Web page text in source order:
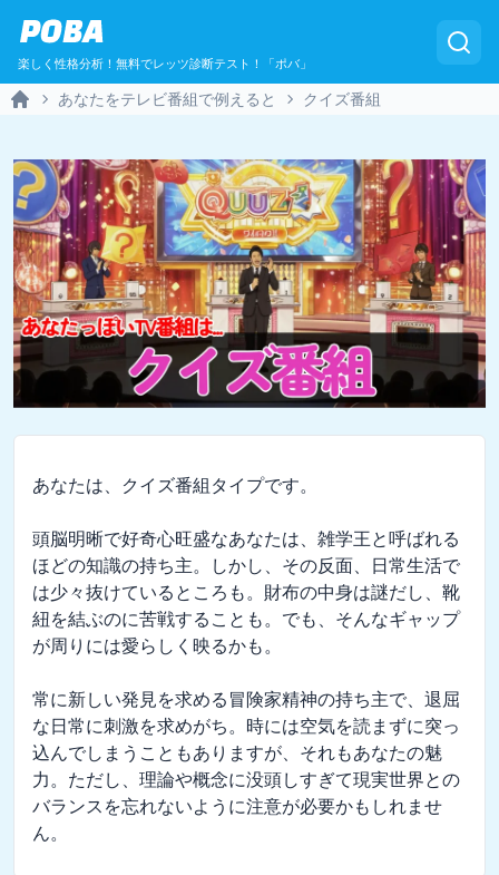
POBA
楽しく性格分析！無料でレッツ診断テスト！「ポバ」
あなたをテレビ番組で例えると クイズ番組
あなたは、クイズ番組タイプです。
頭脳明晰で好奇心旺盛なあなたは、雑学王と呼ばれる
ほどの知識の持ち主。しかし、その反面、日常生活で
は少々抜けているところも。財布の中身は謎だし、靴
紐を結ぶのに苦戦することも。でも、そんなギャップ
が周りには愛らしく映るかも。
常に新しい発見を求める冒険家精神の持ち主で、退屈
な日常に刺激を求めがち。時には空気を読まずに突っ
込んでしまうこともありますが、それもあなたの魅
力。ただし、理論や概念に没頭しすぎて現実世界との
バランスを忘れないように注意が必要かもしれませ
ん。